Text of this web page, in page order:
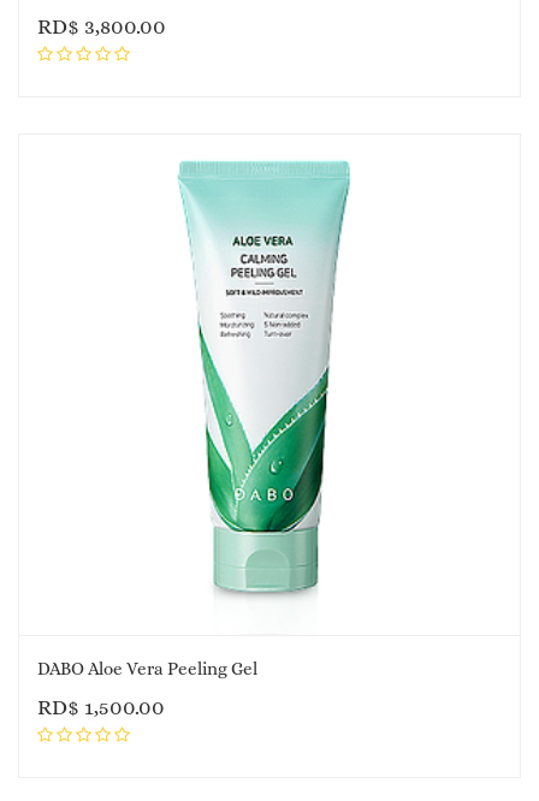
RD$ 3,800.00
DABO Aloe Vera Peeling Gel
RD$ 1,500.00